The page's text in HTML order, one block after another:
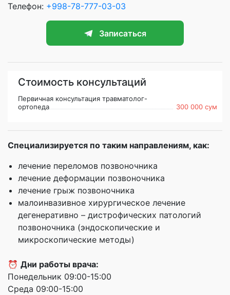
Телефон: +998-78-777-03-03
Записаться
Стоимость консультаций
Первичная консультация травматолог-
ортопеда
300 000 сум
Специализируется по таким направлениям, как:
лечение переломов позвоночника
лечение деформации позвоночника
лечение грыж позвоночника
малоинвазивное хирургическое лечение
дегенеративно – дистрофических патологий
позвоночника (эндоскопические и
микроскопические методы)
⏰ Дни работы врача:
Понедельник 09:00-15:00
Среда 09:00-15:00